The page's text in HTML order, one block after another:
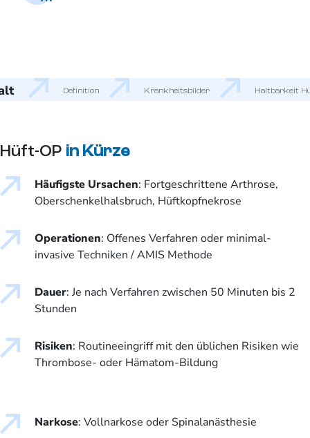
Definition Krankheitsbilder Haltbarkeit
Hüft-OP in Kürze
Häufigste Ursachen: Fortgeschrittene Arthrose,
Oberschenkelhalsbruch, Hüftkopfnekrose
Operationen: Offenes Verfahren oder minimal-
invasive Techniken / AMIS Methode
Dauer: Je nach Verfahren zwischen 50 Minuten bis 2
Stunden
Risiken: Routineeingriff mit den üblichen Risiken wie
Thrombose- oder Hämatom-Bildung
Narkose: Vollnarkose oder Spinalanästhesie